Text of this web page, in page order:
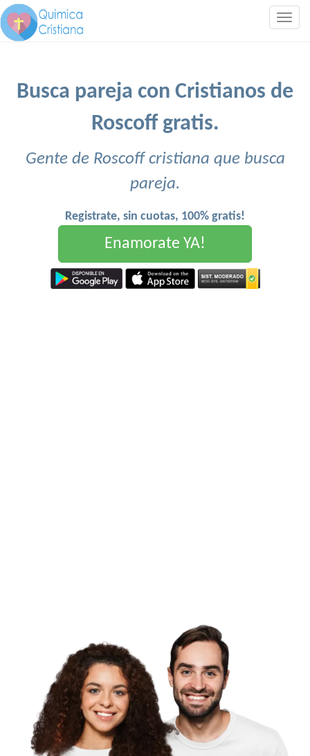
Busca pareja con Cristianos de
Roscoff gratis.
Gente de Roscoff cristiana que busca
pareja.
Registrate, sin cuotas, 100% gratis!
Enamorate YA!